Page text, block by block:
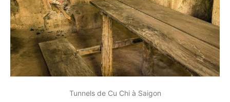
Tunnels de Cu Chi à Saigon